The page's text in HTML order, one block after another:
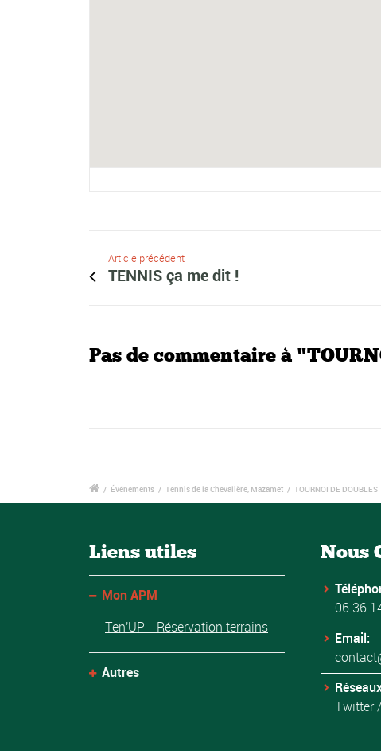
Article précédent
TENNIS ça me dit !
Pas de commentaire à
/ Événements / Tennis de la Chevalière, Mazamet / TOURNOI DE DOUBLES
Liens utiles
Mon APM
Ten'UP - Réservation terrains
Autres
Nous
06 36
Email:
Twitter/